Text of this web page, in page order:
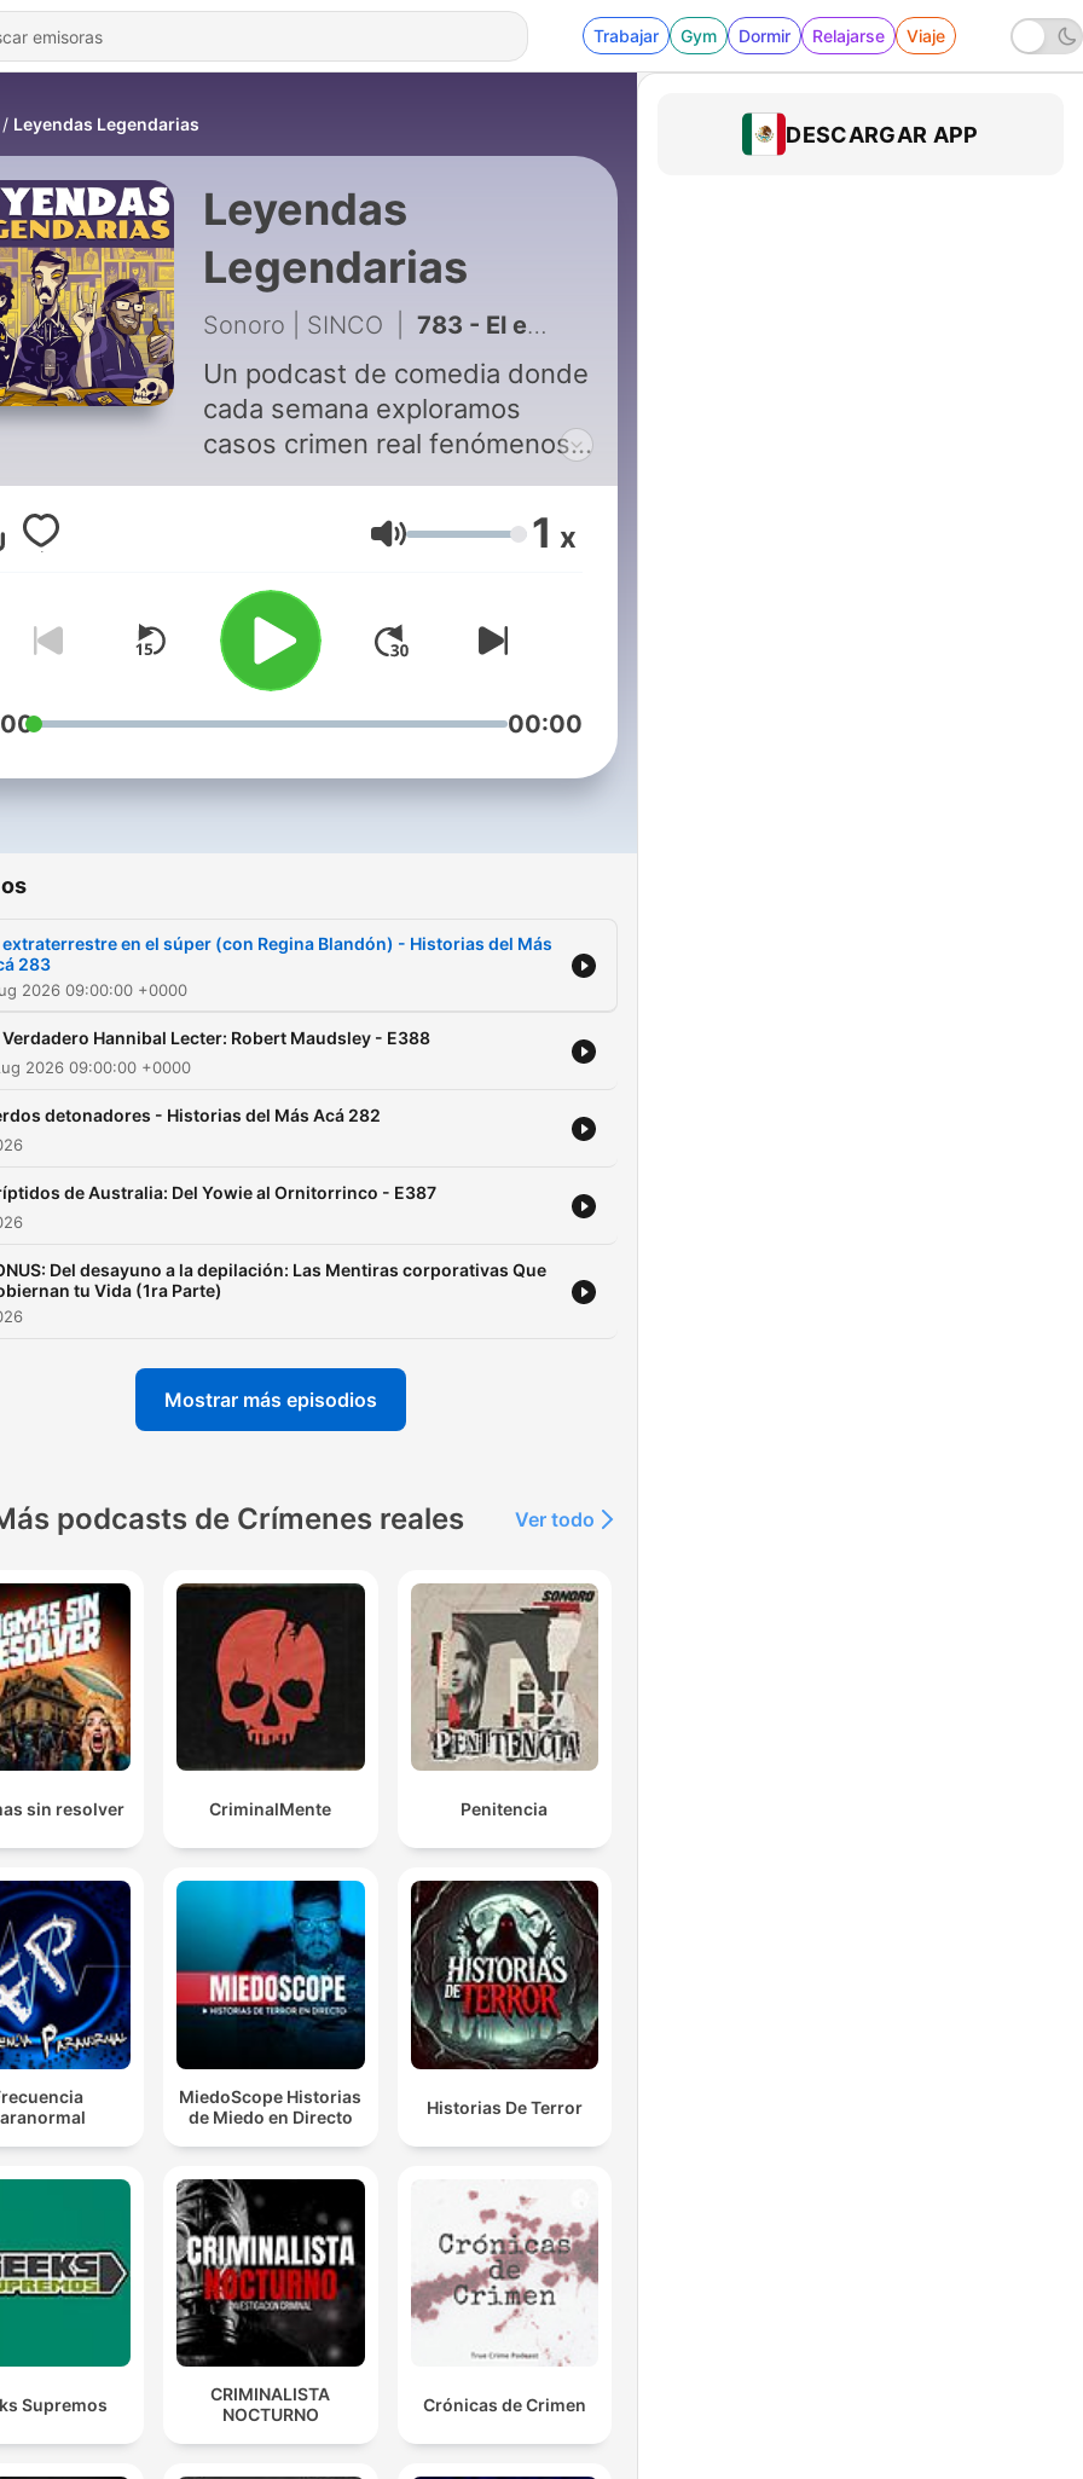
Trabajar Gym Dormir Relajarse Viaje
Leyendas Legendarias
Leyendas
Legendarias
Sonoro | SINCO 783 - El extraterrestre en el súper (con Regina Blandón) - Historias del Más Acá 283
Un podcast de comedia donde
cada semana exploramos
casos crimen real fenómenos
paranormales y eventos
históricos peculiares, notorios
o fantásticos. José Antonio
Badía: @Elbadiablo Eduardo
Espinosa: @NingunEduardo
Mario López Capistrán:
@MarioLopezCapi
Volumen 1 x
00:00
extraterrestre en el súper (con Regina Blandón) - Historias del Más
283
2026 09:00:00 +0000
Verdadero Hannibal Lecter: Robert Maudsley - E388
2026 09:00:00 +0000
detonadores - Historias del Más Acá 282
de Australia: Del Yowie al Ornitorrinco - E387
Del desayuno a la depilación: Las Mentiras corporativas Que
tu Vida (1ra Parte)
Mostrar más episodios
podcasts de Crímenes reales Ver todo
sin resolver CriminalMente Penitencia
MiedoScope Historias
de Miedo en Directo
Historias De Terror
Supremos
CRIMINALISTA
NOCTURNO
Crónicas de Crimen
DESCARGAR APP